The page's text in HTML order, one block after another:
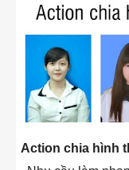
Action chia hình